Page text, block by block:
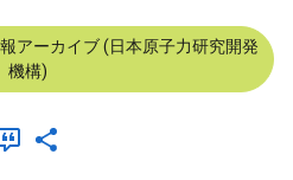
アーカイブ (日本原子力研究開発
機構)